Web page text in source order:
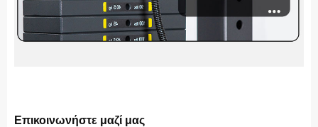
Επικοινωνήστε μαζί μας